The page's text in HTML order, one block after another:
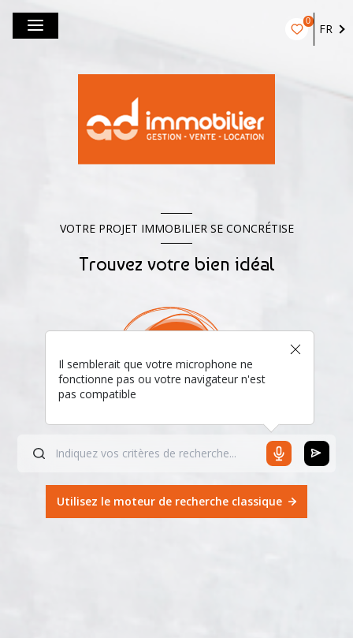
0
FR
VOTRE PROJET IMMOBILIER SE CONCRÉTISE
Trouvez votre bien idéal
Il semblerait que votre microphone ne
fonctionne pas ou votre navigateur n'est
pas compatible
Utilisez le moteur de recherche classique